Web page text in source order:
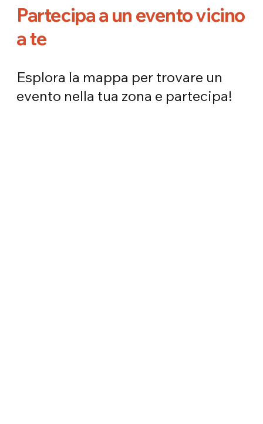
Partecipa a un evento vicino
a te
Esplora la mappa per trovare un
evento nella tua zona e partecipa!